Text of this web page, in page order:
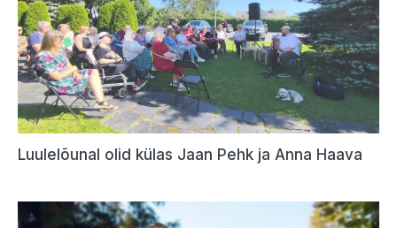
Luulelõunal olid külas Jaan Pehk ja Anna Haava